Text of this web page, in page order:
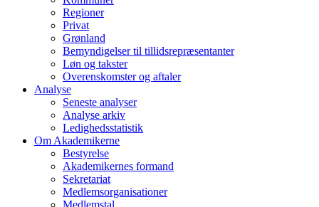
Regioner
Privat
Grønland
Bemyndigelser til tillidsrepræsentanter
Løn og takster
Overenskomster og aftaler
Analyse
Seneste analyser
Analyse arkiv
Ledighedsstatistik
Om Akademikerne
Bestyrelse
Akademikernes formand
Sekretariat
Medlemsorganisationer
Medlemstal